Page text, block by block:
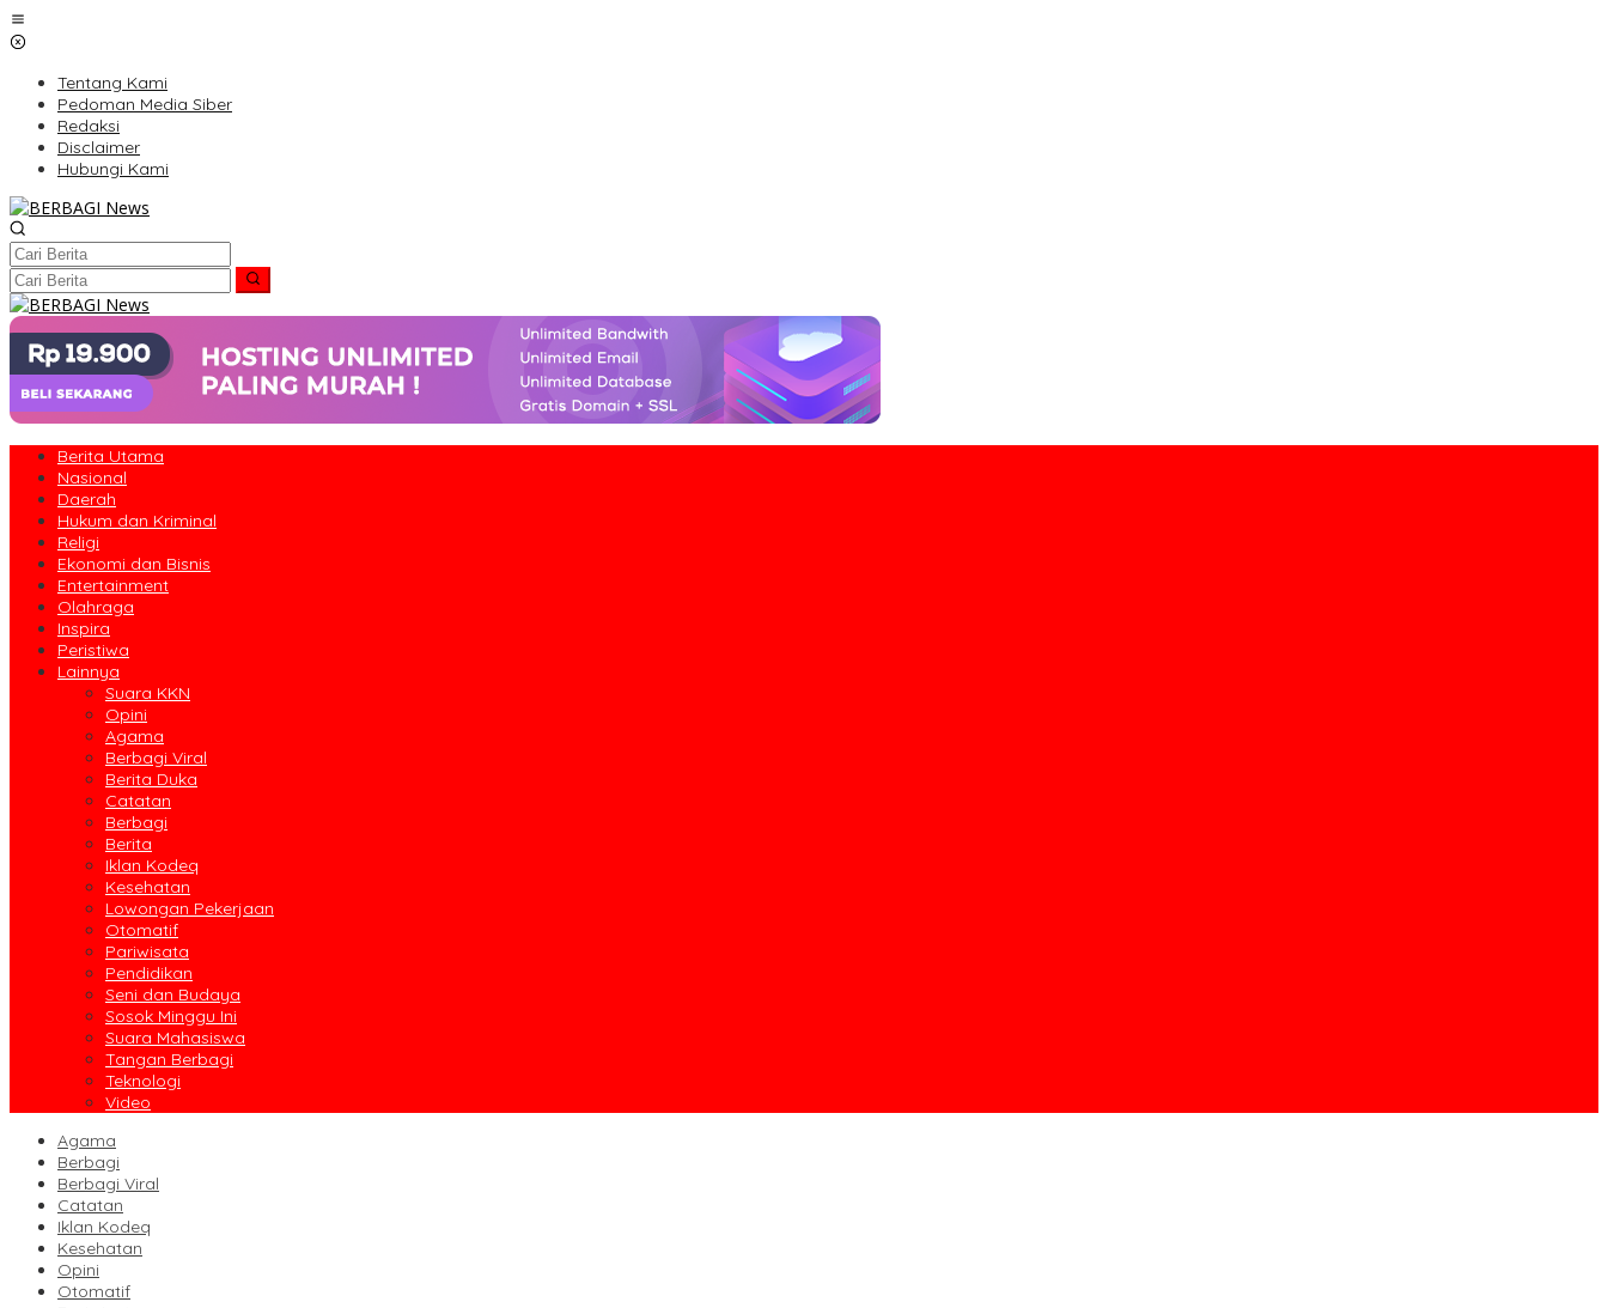
Lewati
ke
Tentang Kami
Pedoman Media Siber
Redaksi
Disclaimer
Hubungi Kami
Berita Utama
Nasional
Daerah
Hukum dan Kriminal
Religi
Ekonomi dan Bisnis
Entertainment
Olahraga
Inspira
Peristiwa
Lainnya
Suara KKN
Opini
Agama
Berbagi Viral
Berita Duka
Catatan
Berbagi
Berita
Iklan Kodeq
Kesehatan
Lowongan Pekerjaan
Otomatif
Pariwisata
Pendidikan
Seni dan Budaya
Sosok Minggu Ini
Suara Mahasiswa
Tangan Berbagi
Teknologi
Video
Agama
Berbagi
Berbagi Viral
Catatan
Iklan Kodeq
Kesehatan
Opini
Otomatif